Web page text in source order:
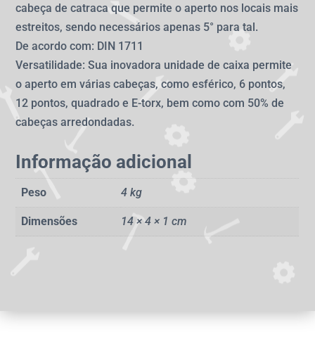
cabeça de catraca que permite o aperto nos locais mais
estreitos, sendo necessários apenas 5° para tal.
De acordo com: DIN 1711
Versatilidade: Sua inovadora unidade de caixa permite
o aperto em várias cabeças, como esférico, 6 pontos,
12 pontos, quadrado e E-torx, bem como com 50% de
cabeças arredondadas.
Informação adicional
Peso 4 kg
Dimensões 14 × 4 × 1 cm